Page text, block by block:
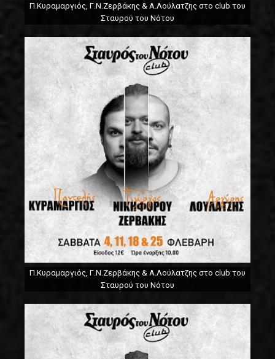
Π.Κυραμαργιός, Γ.Ν.Ζερβάκης & Α.Λούλατζης στο club του
Σταυρού του Νότου
Π.Κυραμαργιός, Γ.Ν.Ζερβάκης & Α.Λούλατζης στο club του
Σταυρού του Νότου